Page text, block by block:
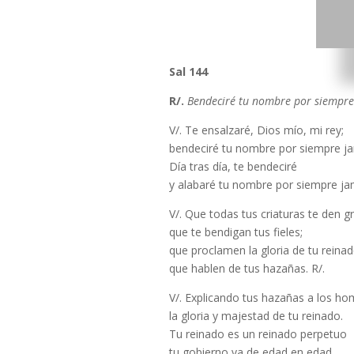
Sal 144
R/. Bendeciré tu nombre por
V/. Te ensalzaré, Dios mío, mi rey;
bendeciré tu nombre por siempre
Día tras día, te bendeciré
y alabaré tu nombre por siempre
V/. Que todas tus criaturas te den
que te bendigan tus fieles;
que proclamen la gloria de tu
que hablen de tus hazañas. R/.
V/. Explicando tus hazañas a los
la gloria y majestad de tu reinado.
Tu reinado es un reinado perpetuo